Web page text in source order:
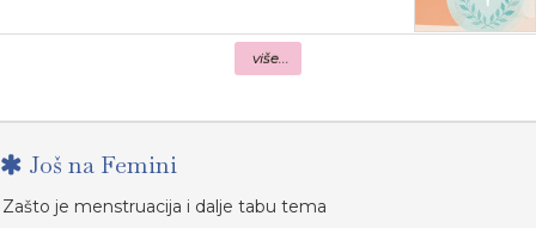
više...
Još na Femini
Zašto je menstruacija i dalje tabu tema